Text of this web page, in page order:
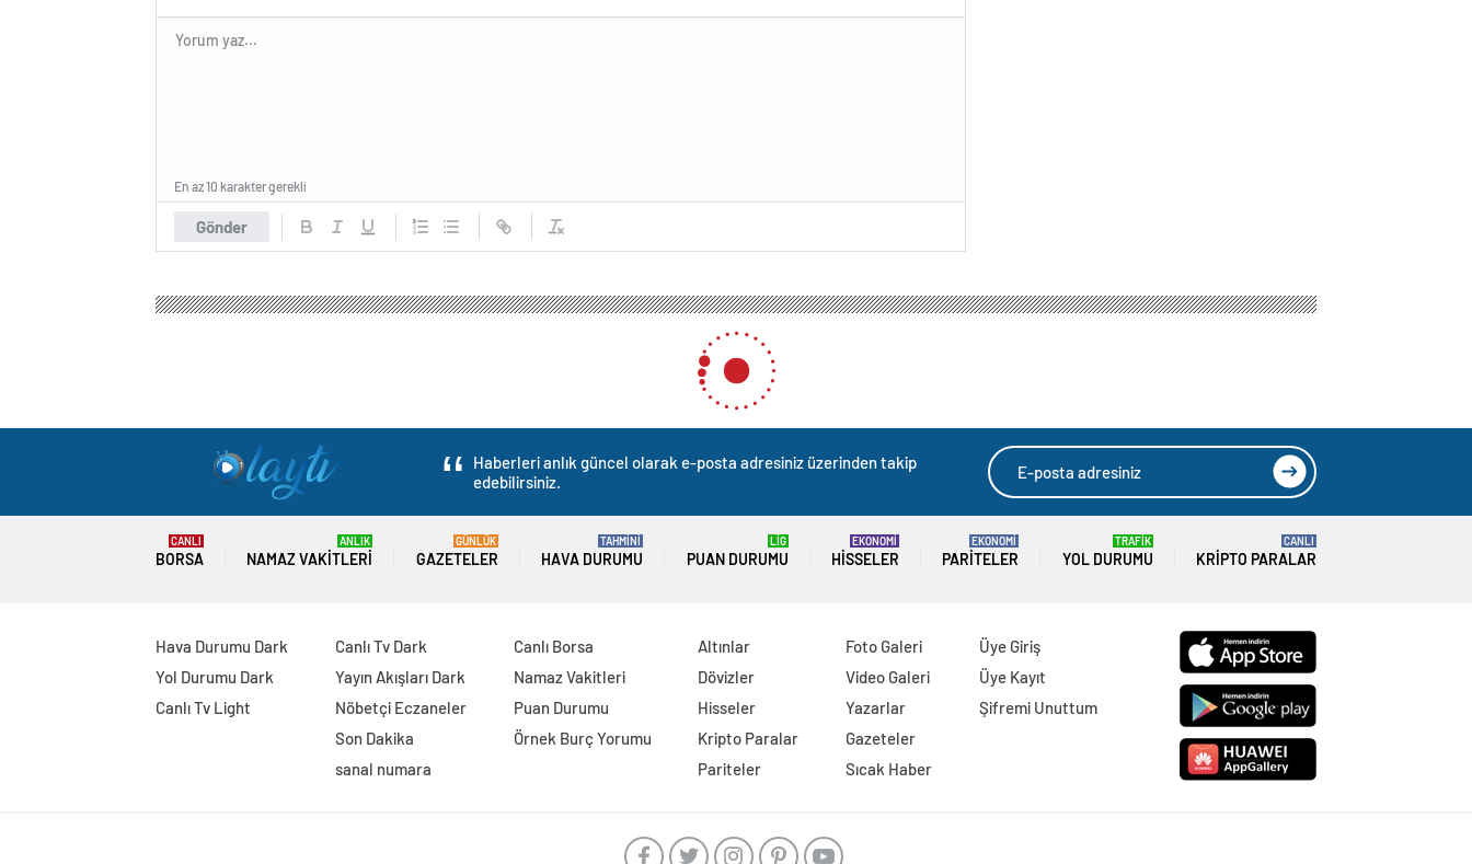
Gönder
En az 10 karakter gerekli
Haberleri anlık güncel olarak e-posta adresiniz üzerinden takip
edebilirsiniz.
BORSA
CANLI
NAMAZ VAKITLERI
ANLIK
GAZETELER
GÜNLÜK
HAVA DURUMU
TAHMİNİ
PUAN DURUMU
LİG
HISSELER
EKONOMİ
PARITELER
EKONOMİ
YOL DURUMU
TRAFİK
KRIPTO PARALAR
CANLI
Hava Durumu Dark
Yol Durumu Dark
Canlı Tv Light
Canlı Tv Dark
Yayın Akışları Dark
Nöbetçi Eczaneler
Son Dakika
sanal numara
Canlı Borsa
Namaz Vakitleri
Puan Durumu
Örnek Burç Yorumu
Altınlar
Dövizler
Hisseler
Kripto Paralar
Pariteler
Foto Galeri
Video Galeri
Yazarlar
Gazeteler
Sıcak Haber
Üye Giriş
Üye Kayıt
Şifremi Unuttum